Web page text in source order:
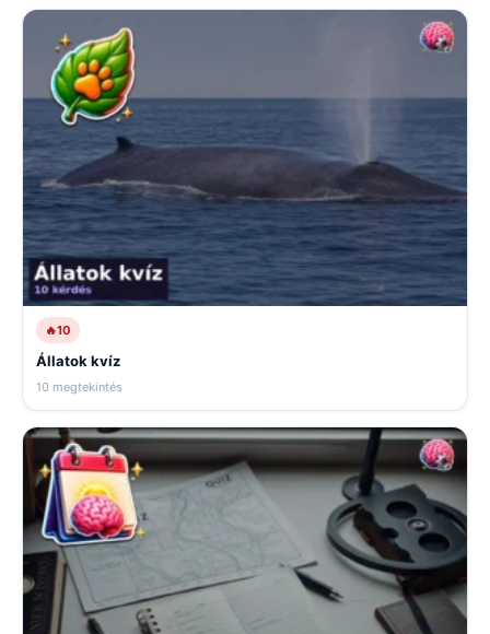
🔥10
Állatok kvíz
10 megtekintés